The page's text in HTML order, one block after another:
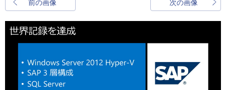
前の画像 次の画像